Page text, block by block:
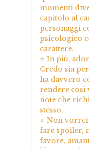
momenti
capitolo al
personaggi
psicologico
carattere.
⭐ In più,
Credo sia
ha davvero
rendere così
note che
stesso.
⭐ Non
fare spoiler,
favore,